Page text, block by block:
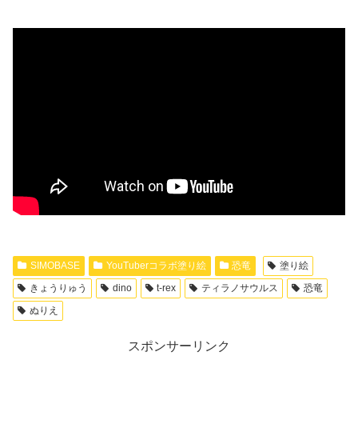
SIMOBASE YouTuberコラボ塗り絵 恐竜
塗り絵
きょうりゅう
dino t-rex ティラノサウルス
恐竜
ぬりえ
スポンサーリンク